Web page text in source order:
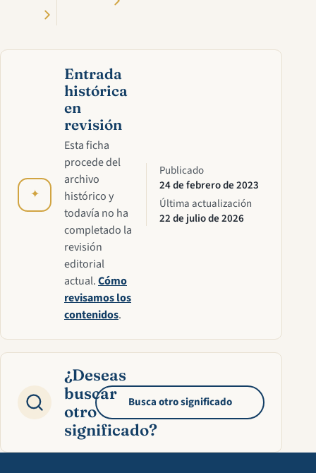
✦
Entrada
histórica
en
revisión
Esta ficha
procede del
archivo
histórico y
todavía no ha
completado la
revisión
editorial
actual.Cómo
revisamos los
contenidos.
Publicado
24 de febrero de 2023
Última actualización
22 de julio de 2026
¿Deseas
buscar
otro
significado?
Busca otro significado